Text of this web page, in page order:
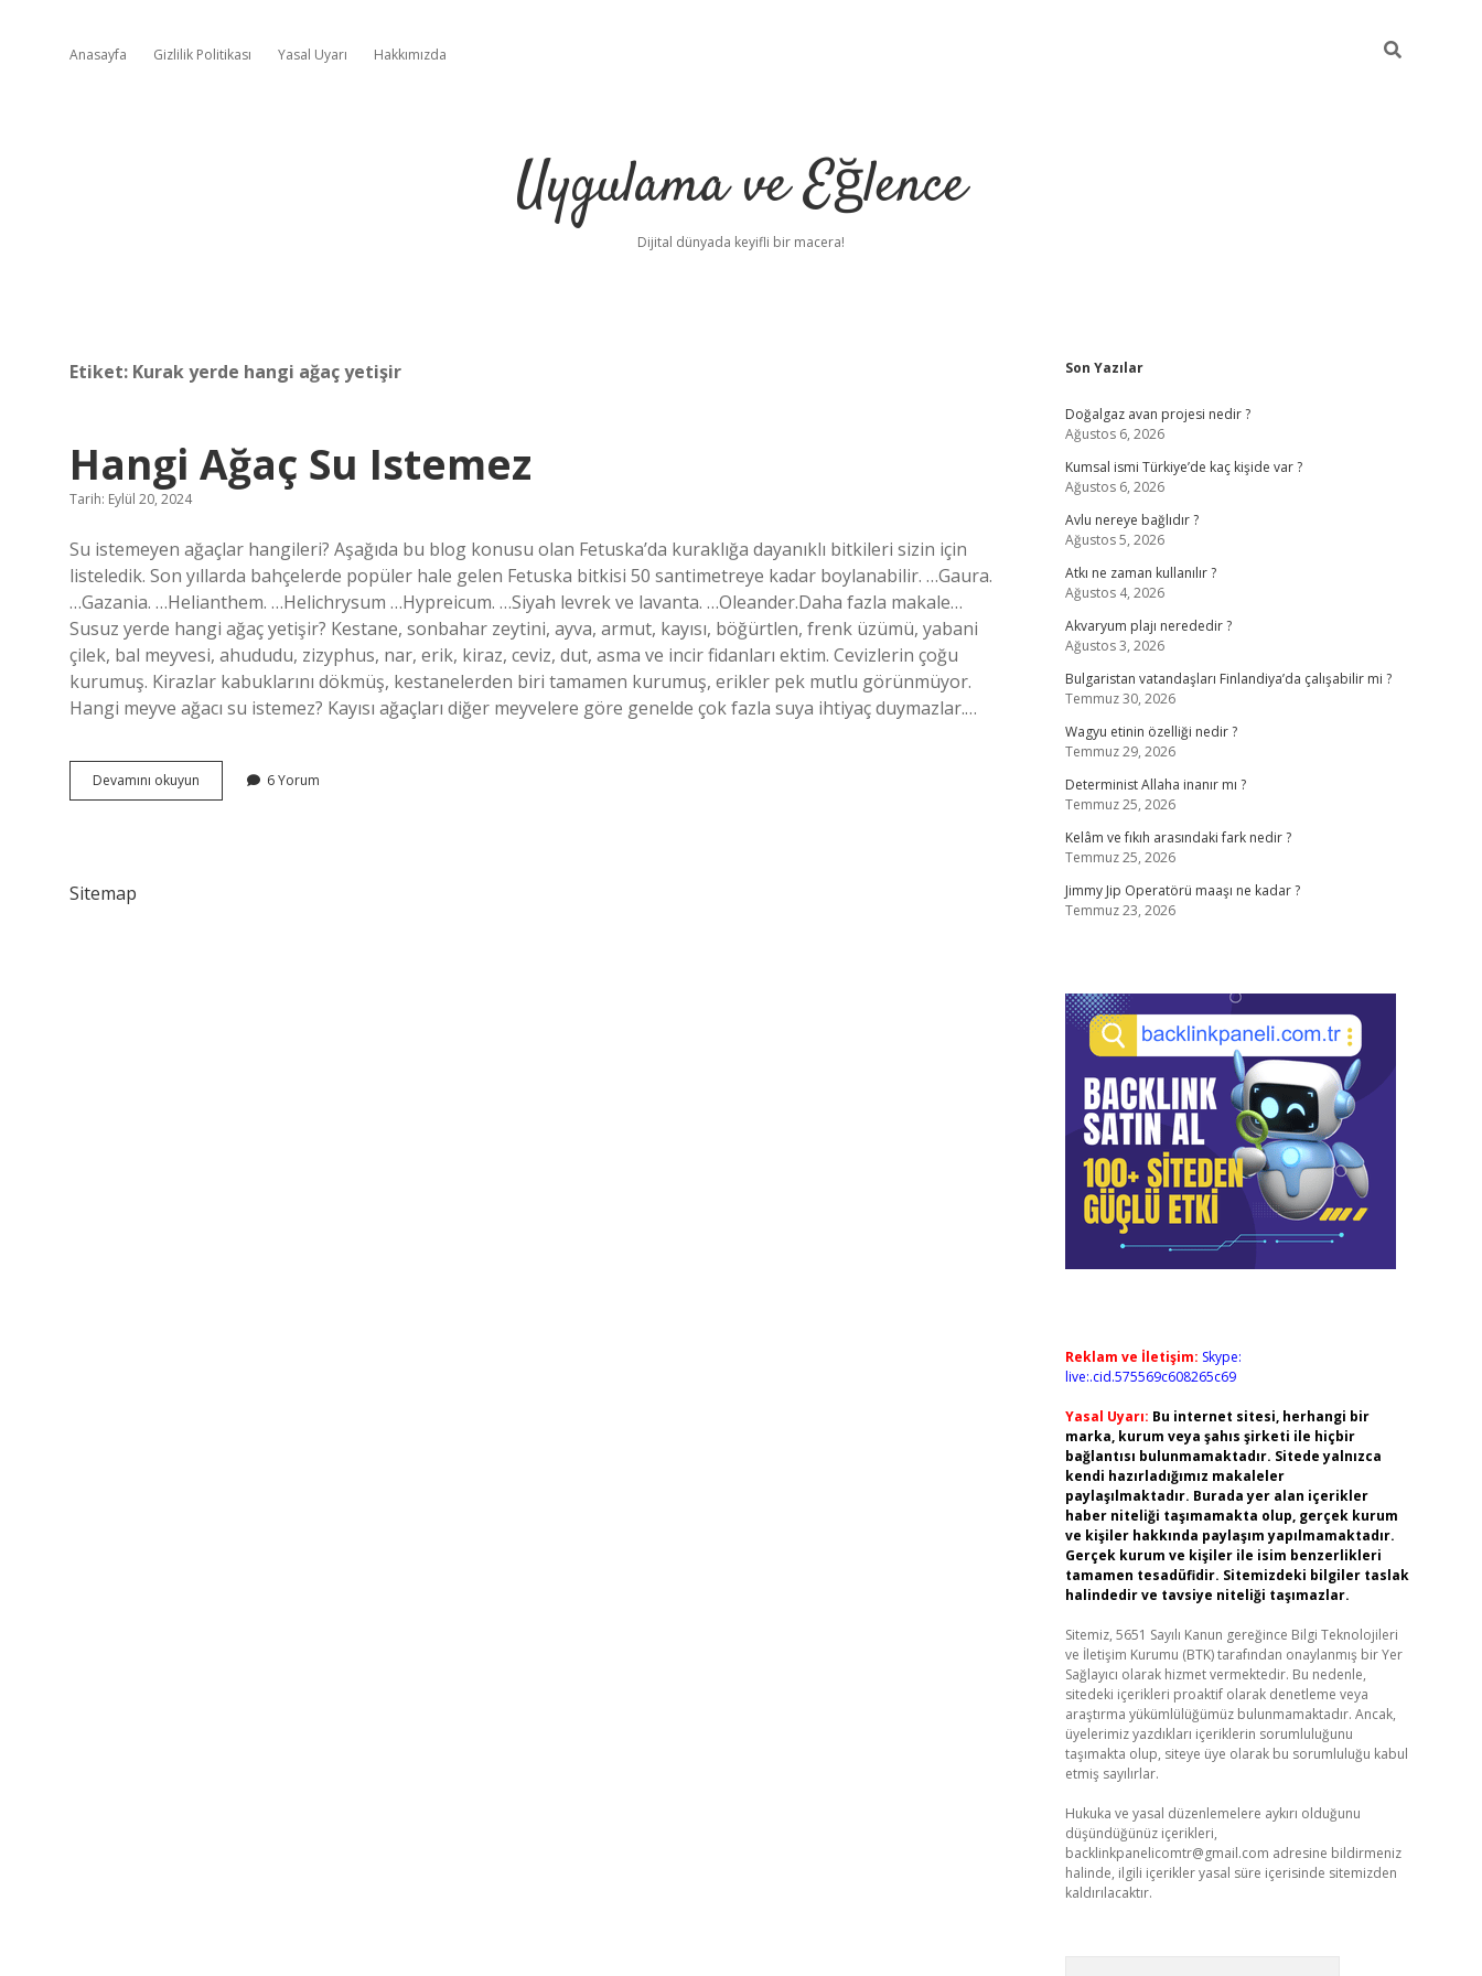
Anasayfa Gizlilik Politikası Yasal Uyarı Hakkımızda
Uygulama ve Eğlence
Dijital dünyada keyifli bir macera!
Etiket: Kurak yerde hangi ağaç yetişir
Hangi Ağaç Su Istemez
Tarih: Eylül 20, 2024
Su istemeyen ağaçlar hangileri? Aşağıda bu blog konusu olan Fetuska’da kuraklığa dayanıklı bitkileri sizin için
listeledik. Son yıllarda bahçelerde popüler hale gelen Fetuska bitkisi 50 santimetreye kadar boylanabilir. …Gaura.
…Gazania. …Helianthem. …Helichrysum …Hypreicum. …Siyah levrek ve lavanta. …Oleander.Daha fazla makale…
Susuz yerde hangi ağaç yetişir? Kestane, sonbahar zeytini, ayva, armut, kayısı, böğürtlen, frenk üzümü, yabani
çilek, bal meyvesi, ahududu, zizyphus, nar, erik, kiraz, ceviz, dut, asma ve incir fidanları ektim. Cevizlerin çoğu
kurumuş. Kirazlar kabuklarını dökmüş, kestanelerden biri tamamen kurumuş, erikler pek mutlu görünmüyor.
Hangi meyve ağacı su istemez? Kayısı ağaçları diğer meyvelere göre genelde çok fazla suya ihtiyaç duymazlar.…
Devamını okuyun
Ağaç
6 Yorum
Sitemap
Sidebar
Son Yazılar
Doğalgaz avan projesi nedir ?
Ağustos 6, 2026
Kumsal ismi Türkiye’de kaç kişide var ?
Ağustos 6, 2026
Avlu nereye bağlıdır ?
Ağustos 5, 2026
Atkı ne zaman kullanılır ?
Ağustos 4, 2026
Akvaryum plajı nerededir ?
Ağustos 3, 2026
Bulgaristan vatandaşları Finlandiya’da çalışabilir mi ?
Temmuz 30, 2026
Wagyu etinin özelliği nedir ?
Temmuz 29, 2026
Determinist Allaha inanır mı ?
Temmuz 25, 2026
Kelâm ve fıkıh arasındaki fark nedir ?
Temmuz 25, 2026
Jimmy Jip Operatörü maaşı ne kadar ?
Temmuz 23, 2026
Reklam ve İletişim: Skype:
live:.cid.575569c608265c69
Yasal Uyarı: Bu internet sitesi, herhangi bir
marka, kurum veya şahıs şirketi ile hiçbir
bağlantısı bulunmamaktadır. Sitede yalnızca
kendi hazırladığımız makaleler
paylaşılmaktadır. Burada yer alan içerikler
haber niteliği taşımamakta olup, gerçek kurum
ve kişiler hakkında paylaşım yapılmamaktadır.
Gerçek kurum ve kişiler ile isim benzerlikleri
tamamen tesadüfidir. Sitemizdeki bilgiler taslak
halindedir ve tavsiye niteliği taşımazlar.
Sitemiz, 5651 Sayılı Kanun gereğince Bilgi Teknolojileri
ve İletişim Kurumu (BTK) tarafından onaylanmış bir Yer
Sağlayıcı olarak hizmet vermektedir. Bu nedenle,
sitedeki içerikleri proaktif olarak denetleme veya
araştırma yükümlülüğümüz bulunmamaktadır. Ancak,
üyelerimiz yazdıkları içeriklerin sorumluluğunu
taşımakta olup, siteye üye olarak bu sorumluluğu kabul
etmiş sayılırlar.
Hukuka ve yasal düzenlemelere aykırı olduğunu
düşündüğünüz içerikleri,
backlinkpanelicomtr@gmail.com adresine bildirmeniz
halinde, ilgili içerikler yasal süre içerisinde sitemizden
kaldırılacaktır.